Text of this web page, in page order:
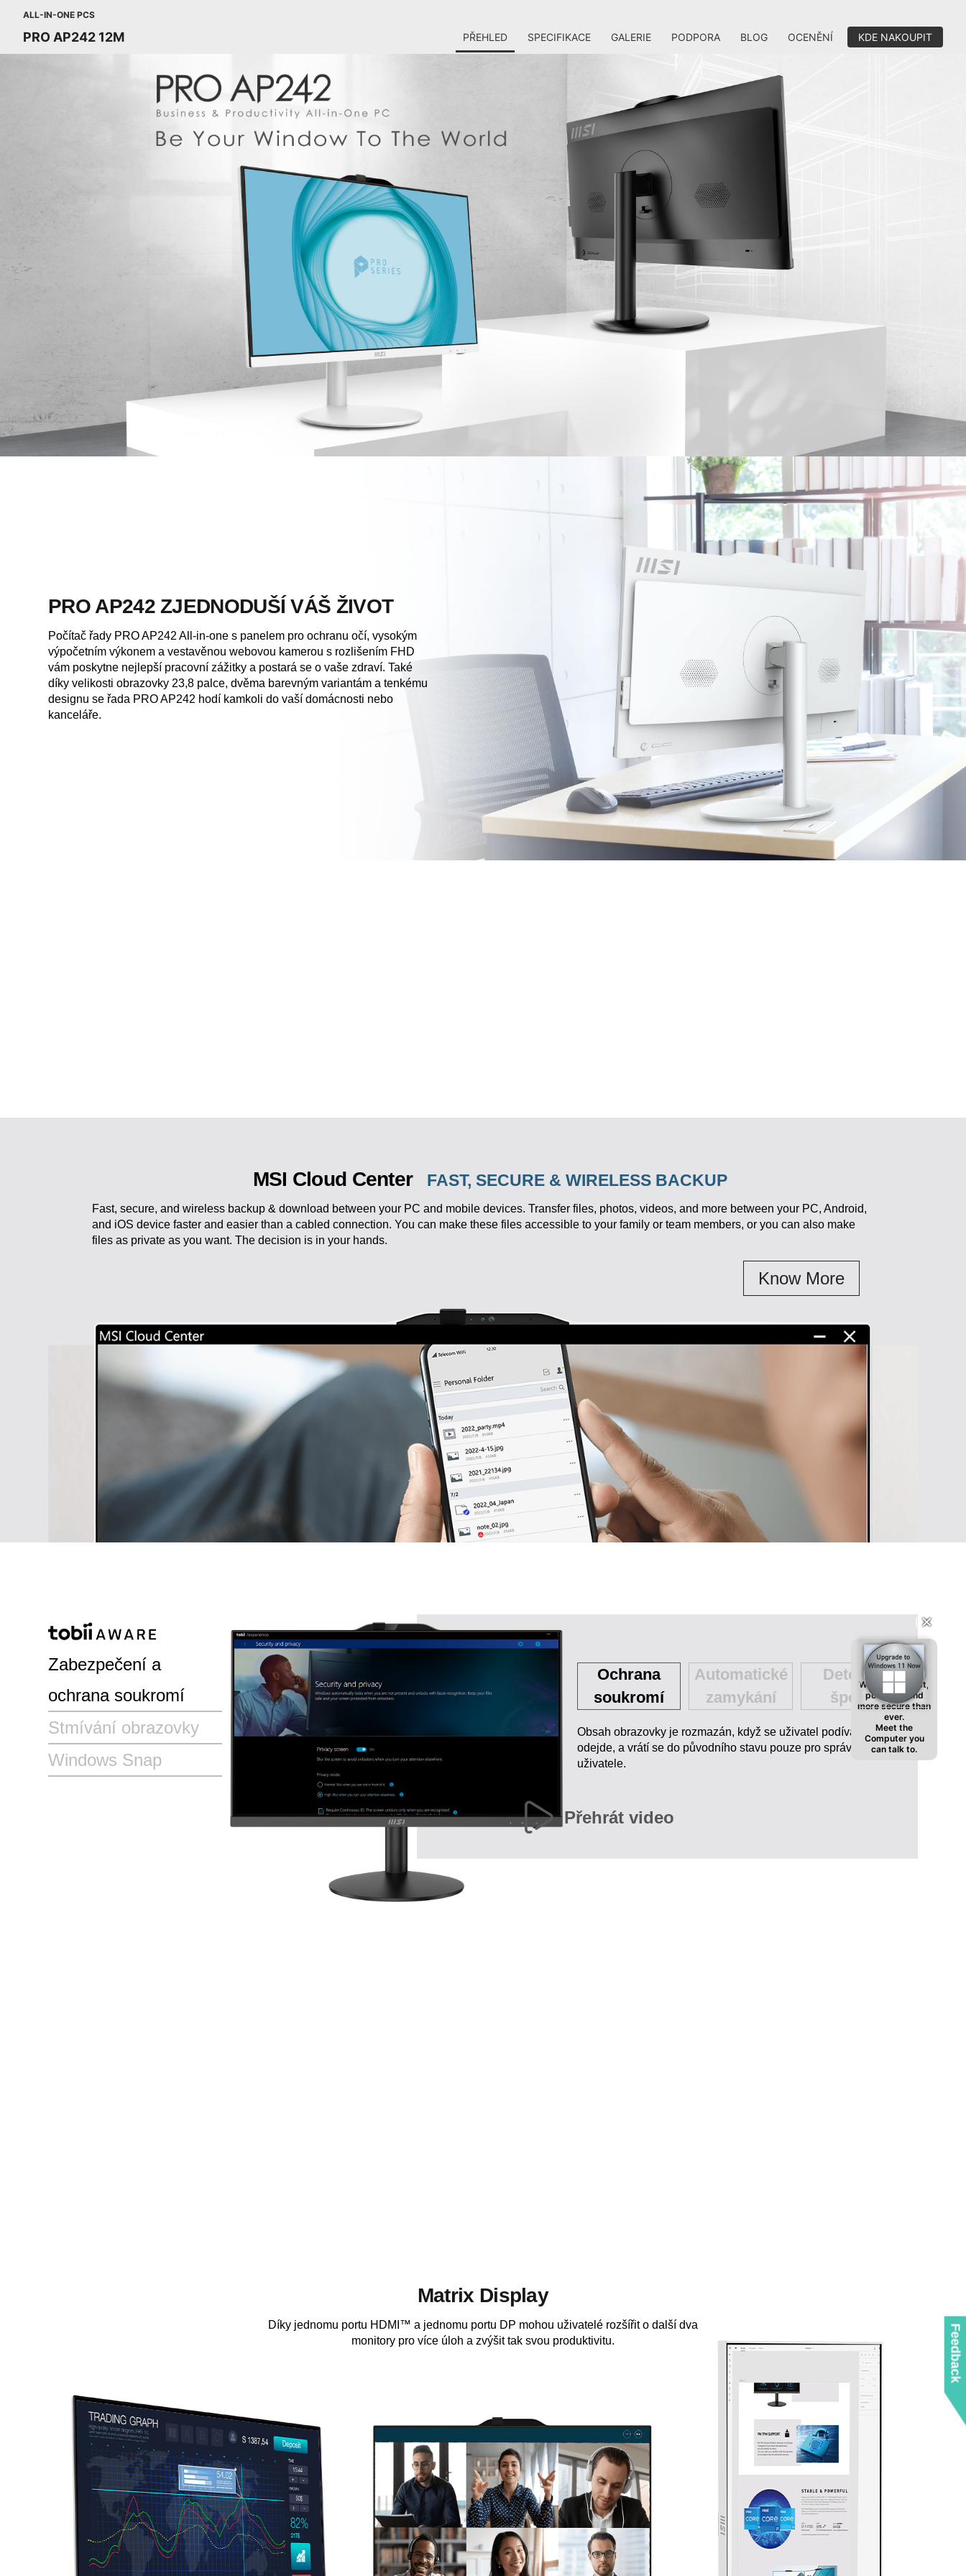
ALL-IN-ONE PCS
PRO AP242 12M PŘEHLED SPECIFIKACE GALERIE PODPORA BLOG OCENĚNÍ KDE NAKOUPIT
✕
Windows is fast,
powerful, and
more secure than
ever.
Meet the
Computer you
can talk to.
PRO AP242 ZJEDNODUŠÍ VÁŠ ŽIVOT
Počítač řady PRO AP242 All-in-one s panelem pro ochranu očí, vysokým
výpočetním výkonem a vestavěnou webovou kamerou s rozlišením FHD
vám poskytne nejlepší pracovní zážitky a postará se o vaše zdraví. Také
díky velikosti obrazovky 23,8 palce, dvěma barevným variantám a tenkému
designu se řada PRO AP242 hodí kamkoli do vaší domácnosti nebo
kanceláře.
MSI Cloud Center FAST, SECURE & WIRELESS BACKUP
Fast, secure, and wireless backup & download between your PC and mobile devices. Transfer files, photos, videos, and more between your PC, Android,
and iOS device faster and easier than a cabled connection. You can make these files accessible to your family or team members, or you can also make
files as private as you want. The decision is in your hands.
Know More
Zabezpečení a
ochrana soukromí
Stmívání obrazovky
Windows Snap
Ochrana
soukromí
Automatické
zamykání
Detekce
špehů
Obsah obrazovky je rozmazán, když se uživatel podívá nebo
odejde, a vrátí se do původního stavu pouze pro správného
uživatele.
Přehrát video
Matrix Display
Díky jednomu portu HDMI™ a jednomu portu DP mohou uživatelé rozšířit o další dva
monitory pro více úloh a zvýšit tak svou produktivitu.
✕
Feedback